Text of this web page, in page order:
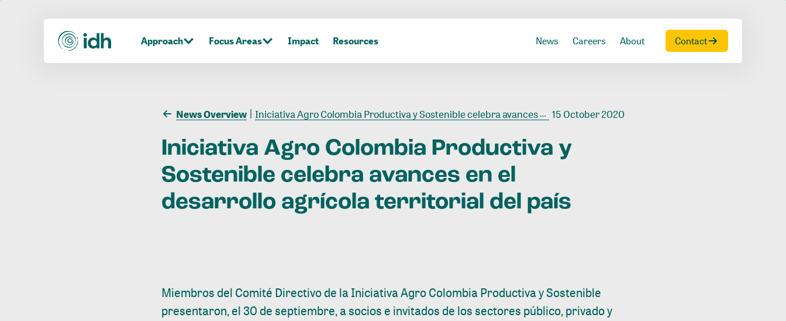
Approach Focus Areas Impact Resources News Careers About Contact
News Overview Iniciativa Agro Colombia Productiva y Sostenible celebra avances en el desarrollo agrícola territorial del país 15 October 2020
Iniciativa Agro Colombia Productiva y
Sostenible celebra avances en el
desarrollo agrícola territorial del país
Miembros del Comité Directivo de la Iniciativa Agro Colombia Productiva y Sostenible
presentaron, el 30 de septiembre, a socios e invitados de los sectores público, privado y